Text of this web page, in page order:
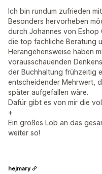
Ich bin rundum zufrieden
Besonders hervorheben
durch Johannes von Eshop
die top fachliche Beratung
Herangehensweise haben
vorausschauenden
der Buchhaltung frühzeitig
entscheidender Mehrwert,
später aufgefallen wäre.
Dafür gibt es von mir die
+
Ein großes Lob an das
weiter so!
hejmary